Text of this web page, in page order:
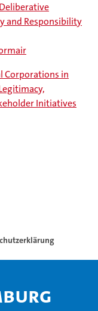
and Responsibility
Corporations in
Initiatives